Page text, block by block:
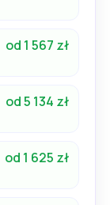
od 1 567 zł
od 5 134 zł
od 1 625 zł